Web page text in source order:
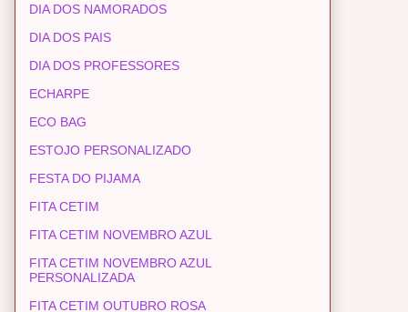
DIA DOS NAMORADOS
DIA DOS PAIS
DIA DOS PROFESSORES
ECHARPE
ECO BAG
ESTOJO PERSONALIZADO
FESTA DO PIJAMA
FITA CETIM
FITA CETIM NOVEMBRO AZUL
FITA CETIM NOVEMBRO AZUL
PERSONALIZADA
FITA CETIM OUTUBRO ROSA